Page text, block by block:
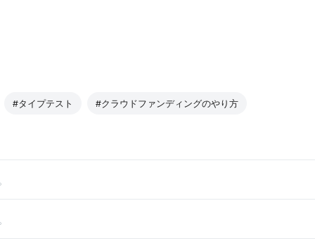
#タイプテスト #クラウドファンディングのやり方